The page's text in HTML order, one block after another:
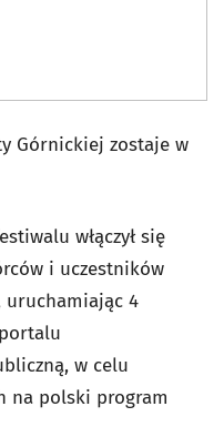
Górnickiej zostaje w
włączył się
i uczestników
uruchamiając 4
w celu
na polski program